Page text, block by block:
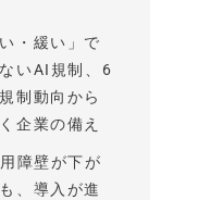
い・緩い」で
いAI規制、6
制動向から
企業の備え
障壁が下が
、導入が進